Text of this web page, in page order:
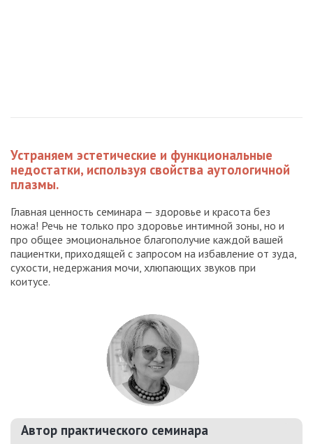
Устраняем эстетические и функциональные
недостатки, используя свойства аутологичной
плазмы.
Главная ценность семинара — здоровье и красота без
ножа! Речь не только про здоровье интимной зоны, но и
про общее эмоциональное благополучие каждой вашей
пациентки, приходящей с запросом на избавление от зуда,
сухости, недержания мочи, хлюпающих звуков при
коитусе.
Автор практического семинара